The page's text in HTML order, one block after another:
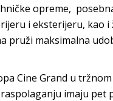
opreme,
i eksterijeru, kao i
pruži maksimalna
Cine Grand u
imaju pet